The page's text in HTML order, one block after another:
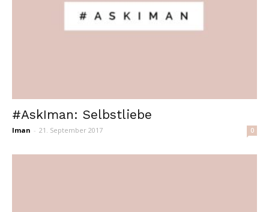
#AskIman: Selbstliebe
Iman - 21. September 2017 0